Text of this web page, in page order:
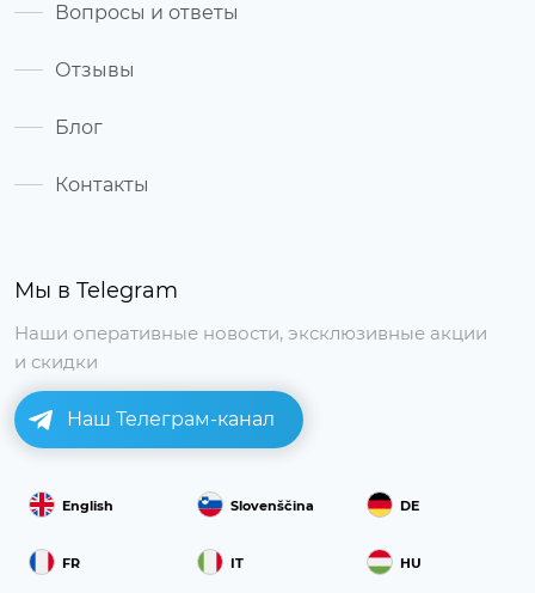
Мы в Telegram
Наши оперативные новости, эксклюзивные акции
и скидки
Наш Телеграм-канал
English Slovenščina DE
FR IT HU
Вопросы и ответы
Отзывы
Блог
Контакты